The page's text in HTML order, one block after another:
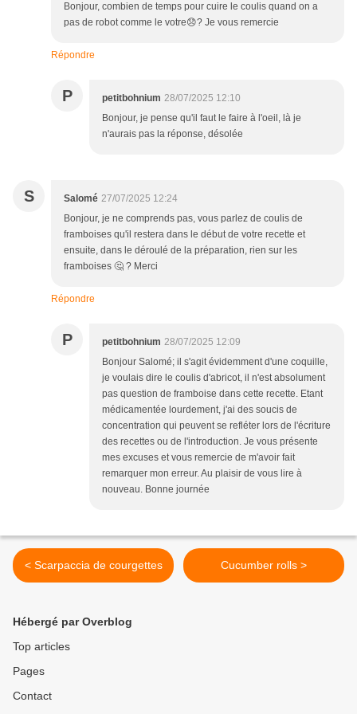
Bonjour, combien de temps pour cuire le coulis quand on a
pas de robot comme le votre😞? Je vous remercie
Répondre
P petitbohnium 28/07/2025 12:10
Bonjour, je pense qu'il faut le faire à l'oeil, là je
n'aurais pas la réponse, désolée
S Salomé 27/07/2025 12:24
Bonjour, je ne comprends pas, vous parlez de coulis de
framboises qu'il restera dans le début de votre recette et
ensuite, dans le déroulé de la préparation, rien sur les
framboises 🤔 ? Merci
Répondre
P petitbohnium 28/07/2025 12:09
Bonjour Salomé; il s'agit évidemment d'une coquille,
je voulais dire le coulis d'abricot, il n'est absolument
pas question de framboise dans cette recette. Etant
médicamentée lourdement, j'ai des soucis de
concentration qui peuvent se refléter lors de l'écriture
des recettes ou de l'introduction. Je vous présente
mes excuses et vous remercie de m'avoir fait
remarquer mon erreur. Au plaisir de vous lire à
nouveau. Bonne journée
< Scarpaccia de courgettes Cucumber rolls >
Hébergé par Overblog
Top articles
Pages
Contact